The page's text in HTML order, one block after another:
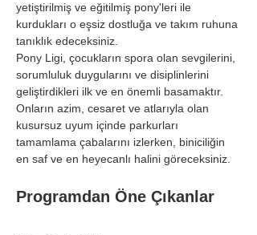
yetiştirilmiş ve eğitilmiş pony'leri ile
kurdukları o eşsiz dostluğa ve takım ruhuna
tanıklık edeceksiniz.
Pony Ligi, çocukların spora olan sevgilerini,
sorumluluk duygularını ve disiplinlerini
geliştirdikleri ilk ve en önemli basamaktır.
Onların azim, cesaret ve atlarıyla olan
kusursuz uyum içinde parkurları
tamamlama çabalarını izlerken, biniciliğin
en saf ve en heyecanlı halini göreceksiniz.
Programdan Öne Çıkanlar